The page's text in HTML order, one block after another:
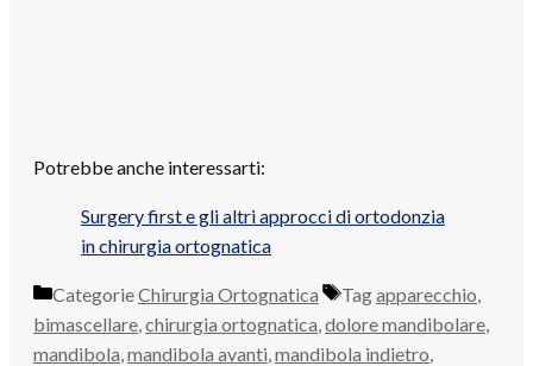
Potrebbe anche interessarti:
Surgery first e gli altri approcci di ortodonzia
in chirurgia ortognatica
CategorieChirurgia Ortognatica Tagapparecchio,
bimascellare,chirurgia ortognatica,dolore mandibolare,
mandibola,mandibola avanti,mandibola indietro,